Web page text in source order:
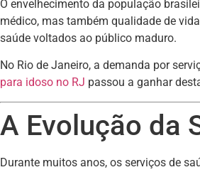
O envelhecimento da população
médico, mas também qualidade de
saúde voltados ao público maduro.
No Rio de Janeiro, a demanda por
para idoso no RJ passou a ganhar
A Evolução da
Durante muitos anos, os serviços de